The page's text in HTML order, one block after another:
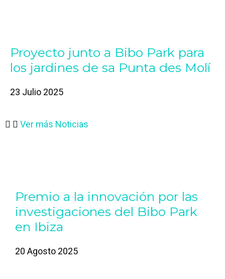
Proyecto junto a Bibo Park para
los jardines de sa Punta des Molí
23 Julio 2025
Ver más Noticias
Premio a la innovación por las
investigaciones del Bibo Park
en Ibiza
20 Agosto 2025